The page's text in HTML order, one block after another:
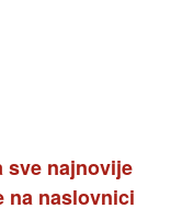
sve najnovije
na naslovnici